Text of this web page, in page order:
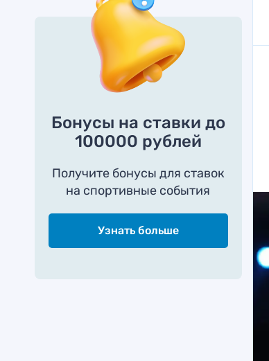
Бонусы на ставки до
100000 рублей
Получите бонусы для ставок
на спортивные события
Узнать больше